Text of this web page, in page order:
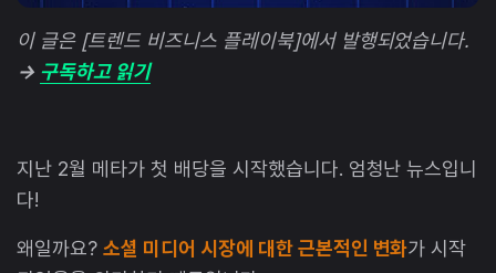
이 글은 [트렌드 비즈니스 플레이북]에서 발행되었습니다.
→ 구독하고 읽기
지난 2월 메타가 첫 배당을 시작했습니다. 엄청난 뉴스입니
다!
왜일까요? 소셜 미디어 시장에 대한 근본적인 변화가 시작